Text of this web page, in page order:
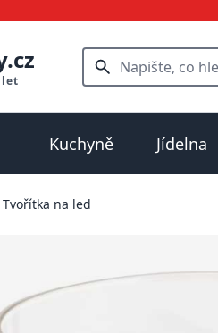
let
Kuchyně Jídelna
Tvořítka na led